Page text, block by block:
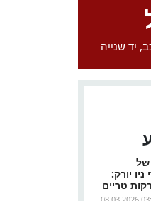
יד שנייה
של
יורק:
טריים